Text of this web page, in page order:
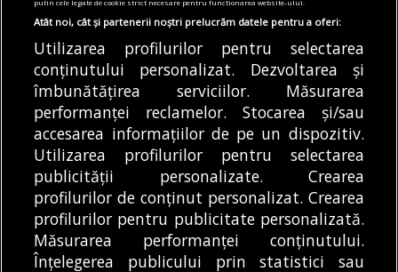
05/08/2026
Articole Știri
Noi întreruperi de curent în București, Ilfov
și Giurgiu. Rețele Electrice Muntenia
transmite lista actualizată a străzilor
afectate
MODIFICĂ SETĂRILE COOKIES
Atât noi, cât și partenerii noștri prelucrăm datele pentru a oferi:
Utilizarea profilurilor pentru selectarea
conținutului personalizat. Dezvoltarea și
îmbunătățirea serviciilor. Măsurarea
performanței reclamelor. Stocarea și/sau
accesarea informațiilor de pe un dispozitiv.
Utilizarea profilurilor pentru selectarea
publicității personalizate. Crearea
profilurilor de conținut personalizat. Crearea
profilurilor pentru publicitate personalizată.
Măsurarea performanței conținutului.
Înțelegerea publicului prin statistici sau